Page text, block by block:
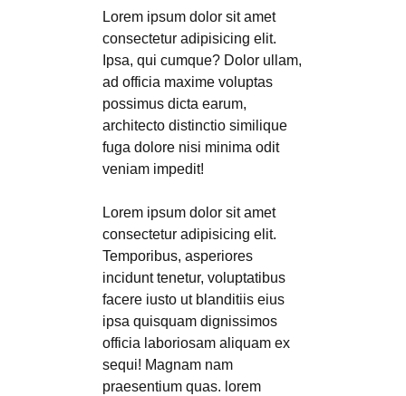
Lorem ipsum dolor sit amet
consectetur adipisicing elit.
Ipsa, qui cumque? Dolor ullam,
ad officia maxime voluptas
possimus dicta earum,
architecto distinctio similique
fuga dolore nisi minima odit
veniam impedit!
Lorem ipsum dolor sit amet
consectetur adipisicing elit.
Temporibus, asperiores
incidunt tenetur, voluptatibus
facere iusto ut blanditiis eius
ipsa quisquam dignissimos
officia laboriosam aliquam ex
sequi! Magnam nam
praesentium quas. lorem